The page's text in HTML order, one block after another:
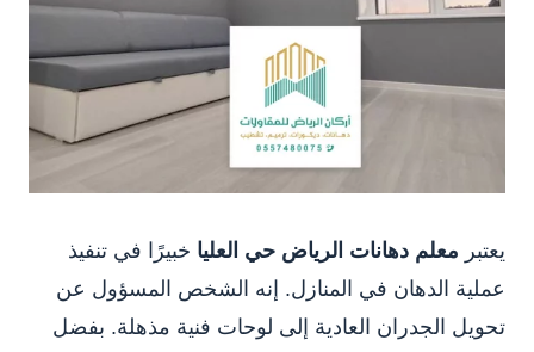
يعتبر معلم دهانات الرياض حي العليا خبيرًا في تنفيذ
عملية الدهان في المنازل. إنه الشخص المسؤول عن
تحويل الجدران العادية إلى لوحات فنية مذهلة. بفضل